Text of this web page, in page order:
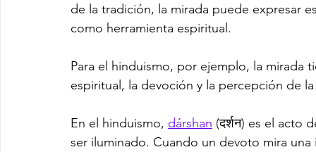
de la tradición, la mirada puede expresar
como herramienta espiritual.
Para el hinduismo, por ejemplo, la
espiritual, la devoción y la percepción de
En el hinduismo, dárshan (दर्शन) es el acto
ser iluminado. Cuando un devoto mira